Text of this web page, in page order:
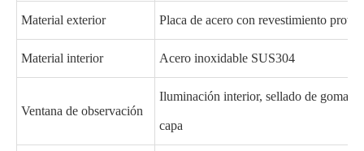
Material exterior Placa de acero con revestimiento
Material interior Acero inoxidable SUS304
Ventana de observación
Iluminación interior, sellado de goma
capa